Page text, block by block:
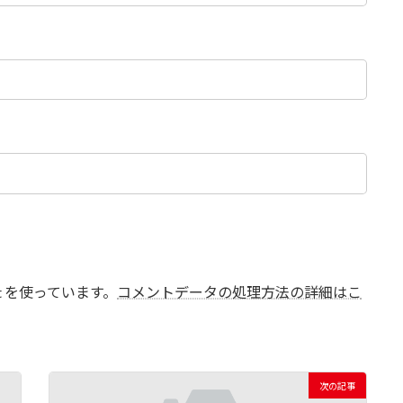
使っています。 コメントデータの処理方法の詳細はこ
次の記事